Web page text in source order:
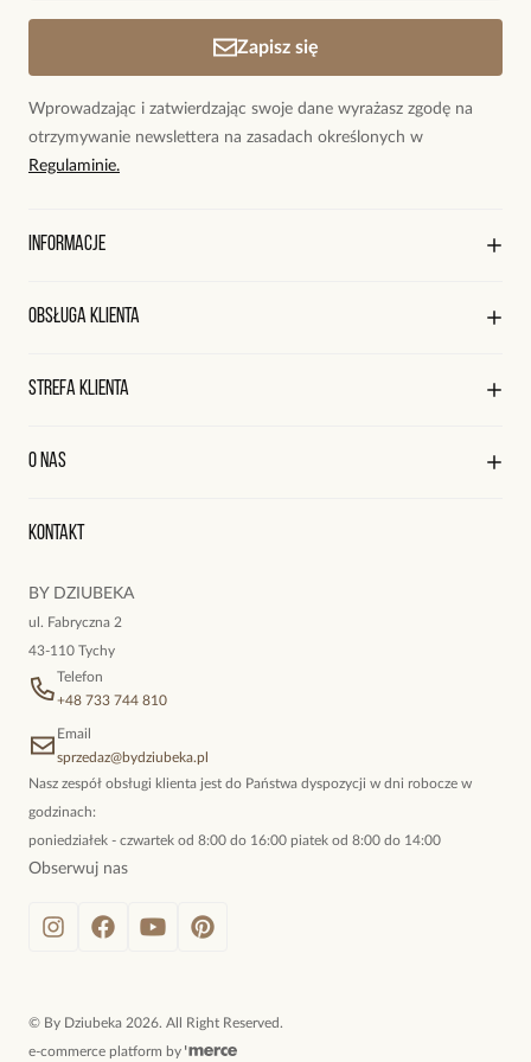
Zapisz się
Wprowadzając i zatwierdzając swoje dane wyrażasz zgodę na
otrzymywanie newslettera na zasadach określonych w
Regulaminie.
Informacje
O marce By Dziubeka
Współpraca
Obsługa klienta
Regulamin sklepu
Reklamacje i zwroty
Strefa klienta
Edycja profilu
O nas
Oryginalne naszyjniki, topowe bransoletki, okazałe kolczyki,
Kontakt
BY DZIUBEKA
ul. Fabryczna 2
43-110 Tychy
Telefon
+48 733 744 810
Email
sprzedaz@bydziubeka.pl
Nasz zespół obsługi klienta jest do Państwa dyspozycji w dni robocze w
godzinach:
poniedziałek - czwartek od 8:00 do 16:00 piatek od 8:00 do 14:00
Obserwuj nas
© By Dziubeka 2026. All Right Reserved.
e-commerce platform by